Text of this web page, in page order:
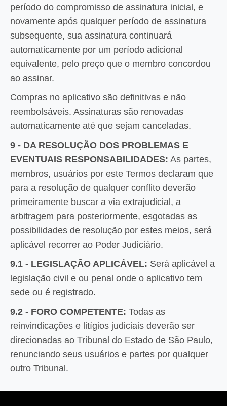
período do compromisso de assinatura inicial, e
novamente após qualquer período de assinatura
subsequente, sua assinatura continuará
automaticamente por um período adicional
equivalente, pelo preço que o membro concordou
ao assinar.
Compras no aplicativo são definitivas e não
reembolsáveis. Assinaturas são renovadas
automaticamente até que sejam canceladas.
9 - DA RESOLUÇÃO DOS PROBLEMAS E
EVENTUAIS RESPONSABILIDADES: As partes,
membros, usuários por este Termos declaram que
para a resolução de qualquer conflito deverão
primeiramente buscar a via extrajudicial, a
arbitragem para posteriormente, esgotadas as
possibilidades de resolução por estes meios, será
aplicável recorrer ao Poder Judiciário.
9.1 - LEGISLAÇÃO APLICÁVEL: Será aplicável a
legislação civil e ou penal onde o aplicativo tem
sede ou é registrado.
9.2 - FORO COMPETENTE: Todas as
reinvindicações e litígios judiciais deverão ser
direcionadas ao Tribunal do Estado de São Paulo,
renunciando seus usuários e partes por qualquer
outro Tribunal.